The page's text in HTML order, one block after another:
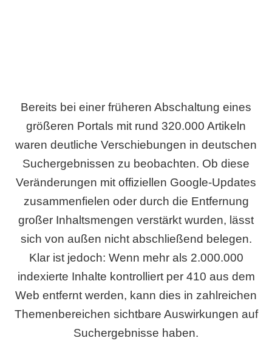
Bereits bei einer früheren Abschaltung eines
größeren Portals mit rund 320.000 Artikeln
waren deutliche Verschiebungen in deutschen
Suchergebnissen zu beobachten. Ob diese
Veränderungen mit offiziellen Google-Updates
zusammenfielen oder durch die Entfernung
großer Inhaltsmengen verstärkt wurden, lässt
sich von außen nicht abschließend belegen.
Klar ist jedoch: Wenn mehr als 2.000.000
indexierte Inhalte kontrolliert per 410 aus dem
Web entfernt werden, kann dies in zahlreichen
Themenbereichen sichtbare Auswirkungen auf
Suchergebnisse haben.